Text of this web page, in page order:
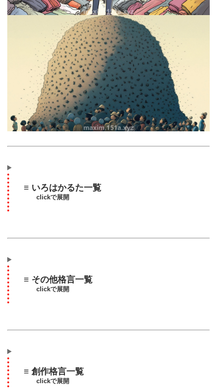
≡ いろはかるた一覧
clickで展開
≡ その他格言一覧
clickで展開
≡ 創作格言一覧
clickで展開